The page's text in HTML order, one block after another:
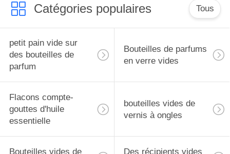
Catégories populaires Tous
petit pain vide sur
des bouteilles de
parfum
Bouteilles de parfums
en verre vides
Flacons compte-
gouttes d'huile
essentielle
bouteilles vides de
vernis à ongles
Bouteilles vides de Des récipients vides